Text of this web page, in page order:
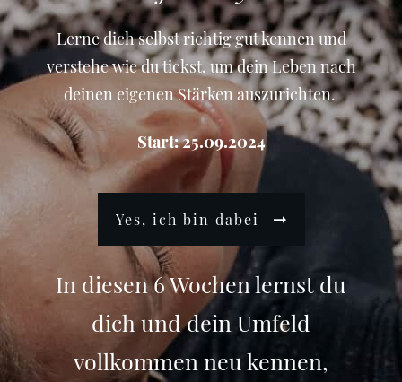
Lerne dich selbst richtig gut kennen und
verstehe wie du tickst, um dein Leben nach
deinen eigenen Stärken auszurichten.
Start: 25.09.2024
Yes, ich bin dabei
In diesen 6 Wochen lernst du
dich und dein Umfeld
vollkommen neu kennen,